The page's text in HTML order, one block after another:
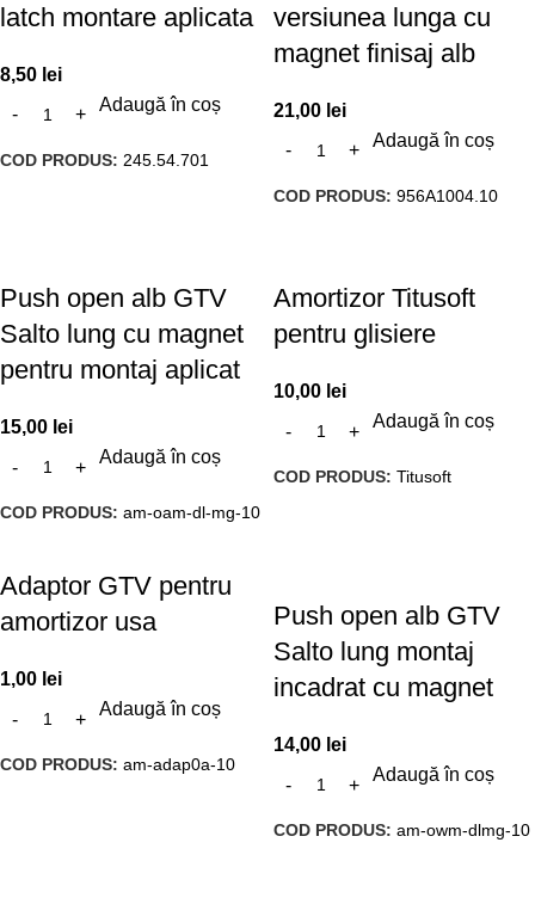
latch montare aplicata
8,50 lei
Adaugă în coș
COD PRODUS: 245.54.701
versiunea lunga cu
magnet finisaj alb
21,00 lei
Adaugă în coș
COD PRODUS: 956A1004.10
Push open alb GTV
Salto lung cu magnet
pentru montaj aplicat
15,00 lei
Adaugă în coș
COD PRODUS: am-oam-dl-mg-10
Amortizor Titusoft
pentru glisiere
10,00 lei
Adaugă în coș
COD PRODUS: Titusoft
Adaptor GTV pentru
amortizor usa
1,00 lei
Adaugă în coș
COD PRODUS: am-adap0a-10
Push open alb GTV
Salto lung montaj
incadrat cu magnet
14,00 lei
Adaugă în coș
COD PRODUS: am-owm-dlmg-10